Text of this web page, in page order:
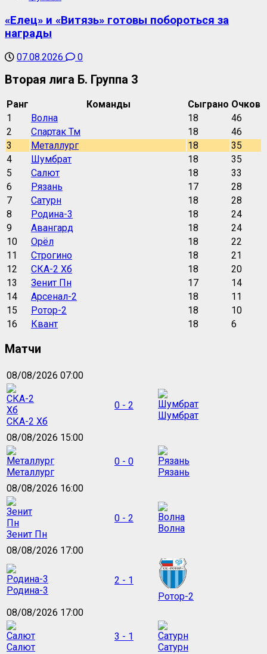
«Елец» и «Витязь» готовы побороться за
награды
07.08.2026 0
Вторая лига Б. Группа 3
Ранг Команды Сыграно Очков
1
Волна 18
46
2
Спартак Тм 18
46
3
Металлург 18
35
4
Шумбрат 18
35
5
Салют 18
33
6
Рязань 17
28
7
Сатурн 18
28
8
Родина-3 18
24
9
Авангард 18
24
10
Орёл 18
22
11
Строгино 18
21
12
СКА-2 Хб 18
20
13
Зенит Пн 17
14
14
Арсенал-2 18
11
15
Ротор-2 18
10
16
Квант 18 6
Матчи
08/08/2026 07:00
СКА-2 Хб
0 - 2
Шумбрат
08/08/2026 15:00
Металлург
0 - 0
Рязань
08/08/2026 16:00
Зенит Пн
0 - 2
Волна
08/08/2026 17:00
Родина-3
2 - 1
Ротор-2
08/08/2026 17:00
Салют
3 - 1
Сатурн